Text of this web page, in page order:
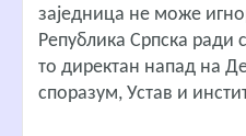
заједница не може
Република Српска ради
то директан напад на
споразум, Устав и